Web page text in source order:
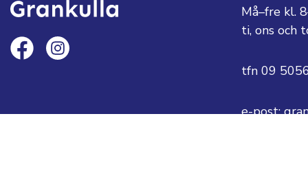
Må–fre kl.
ti, ons och
tfn 09
e-post: